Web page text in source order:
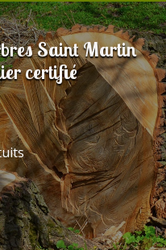
Saint Martin
certifié